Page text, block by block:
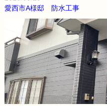
愛西市A様邸 防水工事